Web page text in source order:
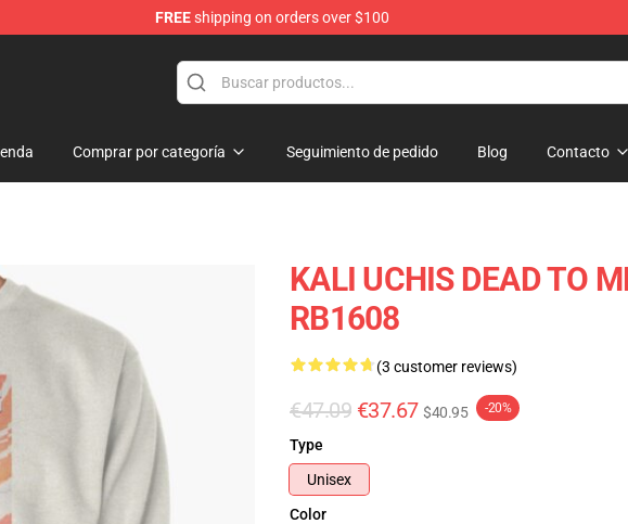
FREEshipping on orders over $100
Comprar por categoría Seguimiento de pedido Blog Contacto
KALI UCHIS DEAD TO
RB1608
(3 customer reviews)
€47.09 €37.67 $40.95 -20%
Type
Unisex
Color